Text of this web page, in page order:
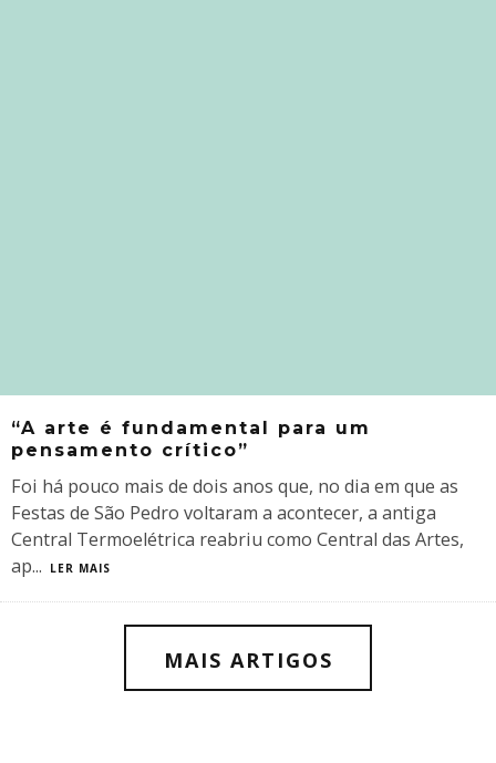
“A arte é fundamental para um
pensamento crítico”
Foi há pouco mais de dois anos que, no dia em que as
Festas de São Pedro voltaram a acontecer, a antiga
Central Termoelétrica reabriu como Central das Artes,
ap... LER MAIS
MAIS ARTIGOS